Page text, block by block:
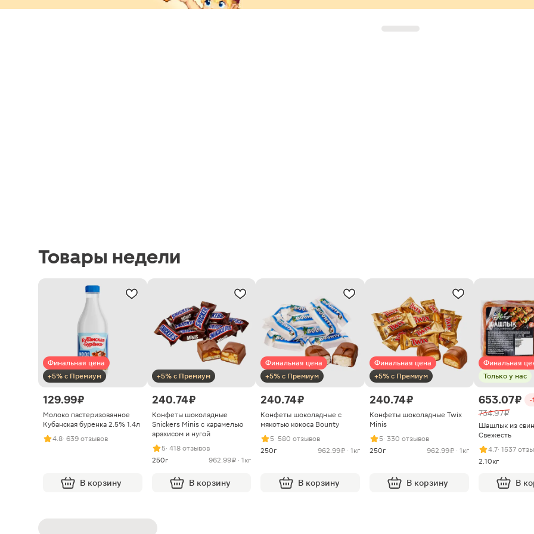
Товары недели
Финальная цена
+5% с Премиум
129.99 ₽
Молоко пастеризованное
Кубанская буренка 2.5% 1.4л
4.8· 639 отзывов
В корзину
+5% с Премиум
240.74 ₽
Конфеты шоколадные
Snickers Minis с карамелью
арахисом и нугой
5· 418 отзывов
250г
962.99 ₽ · 1кг
В корзину
Финальная цена
+5% с Премиум
240.74 ₽
Конфеты шоколадные с
мякотью кокоса Bounty
5· 580 отзывов
250г
962.99 ₽ · 1кг
В корзину
Финальная цена
+5% с Премиум
240.74 ₽
Конфеты шоколадные Twix
Minis
5· 330 отзывов
250г
962.99 ₽ · 1кг
В корзину
Финальная
Только у нас
653.07 ₽ -
734.97 ₽
Шашлык из
Свежесть
4.7· 1537
2.10кг
В